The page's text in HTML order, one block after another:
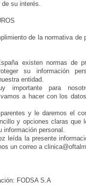
de su interés.
de la normativa de
existen normas de
su información
entidad.
importante para
a hacer con los
y le daremos el
y opciones claras que
información personal.
leída la presente
un correo a
FODSA S.A